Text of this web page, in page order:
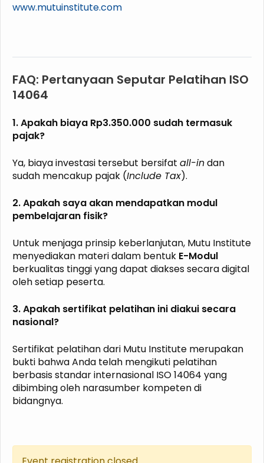
www.mutuinstitute.com
FAQ: Pertanyaan Seputar Pelatihan ISO
14064
1. Apakah biaya Rp3.350.000 sudah termasuk
pajak?
Ya, biaya investasi tersebut bersifat all-indan
sudah mencakup pajak (Include Tax).
2. Apakah saya akan mendapatkan modul
pembelajaran fisik?
Untuk menjaga prinsip keberlanjutan, Mutu Institute
menyediakan materi dalam bentuk E-Modul
berkualitas tinggi yang dapat diakses secara digital
oleh setiap peserta.
3. Apakah sertifikat pelatihan ini diakui secara
nasional?
Sertifikat pelatihan dari Mutu Institute merupakan
bukti bahwa Anda telah mengikuti pelatihan
berbasis standar internasional ISO 14064 yang
dibimbing oleh narasumber kompeten di
bidangnya.